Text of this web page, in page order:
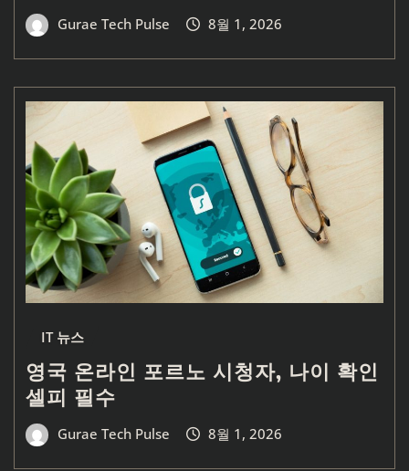
Gurae Tech Pulse 8월 1, 2026
IT 뉴스
영국 온라인 포르노 시청자, 나이 확인
셀피 필수
Gurae Tech Pulse 8월 1, 2026